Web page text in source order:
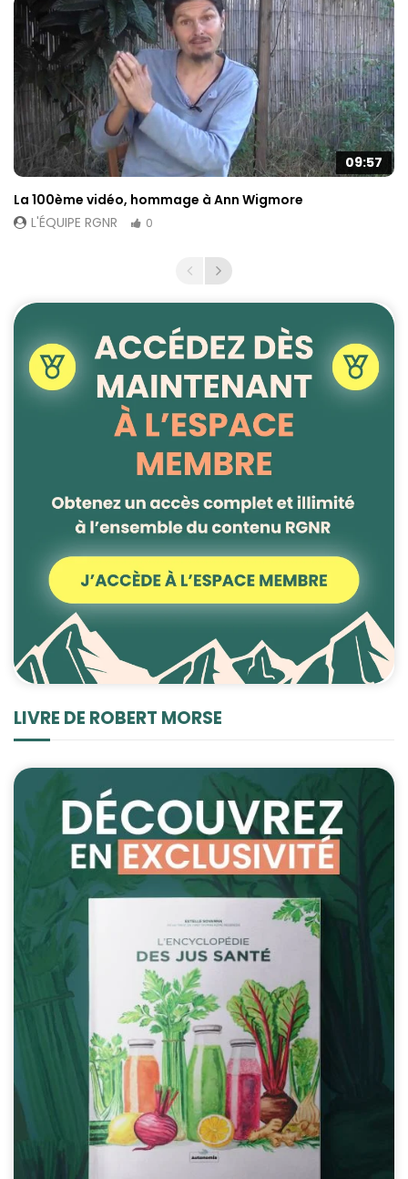
09:57
La 100ème vidéo, hommage à Ann Wigmore
L'ÉQUIPE RGNR
0
LIVRE DE ROBERT MORSE